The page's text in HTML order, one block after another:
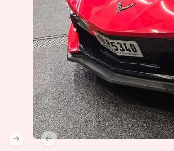
Previous slide
Next slide